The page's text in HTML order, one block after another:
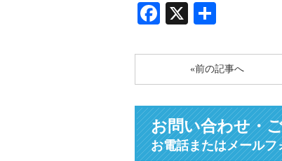
Facebook
X
«前の記事へ
お問い合わせ・
お電話またはメール